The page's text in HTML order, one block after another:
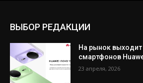
ВЫБОР РЕДАКЦИИ
На рынок выходит
смартфонов
23 апреля, 2026